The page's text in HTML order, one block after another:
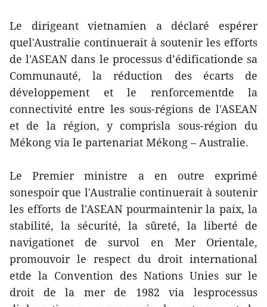
Le dirigeant vietnamien a déclaré espérer
quel'Australie continuerait à soutenir les efforts
de l'ASEAN dans le processus d’édificationde sa
Communauté, la réduction des écarts de
développement et le renforcementde la
connectivité entre les sous-régions de l'ASEAN
et de la région, y comprisla sous-région du
Mékong via le partenariat Mékong – Australie.
Le Premier ministre a en outre exprimé
sonespoir que l'Australie continuerait à soutenir
les efforts de l'ASEAN pourmaintenir la paix, la
stabilité, la sécurité, la sûreté, la liberté de
navigationet de survol en Mer Orientale,
promouvoir le respect du droit international
etde la Convention des Nations Unies sur le
droit de la mer de 1982 via lesprocessus